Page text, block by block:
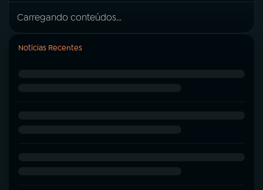
Carregando conteúdos...
Notícias Recentes